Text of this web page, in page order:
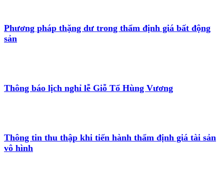
Phương pháp thặng dư trong thẩm định giá bất động
sản
Thông báo lịch nghỉ lễ Giỗ Tổ Hùng Vương
Thông tin thu thập khi tiến hành thẩm định giá tài sản
vô hình